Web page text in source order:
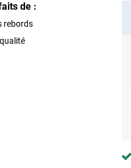
de :
rebords